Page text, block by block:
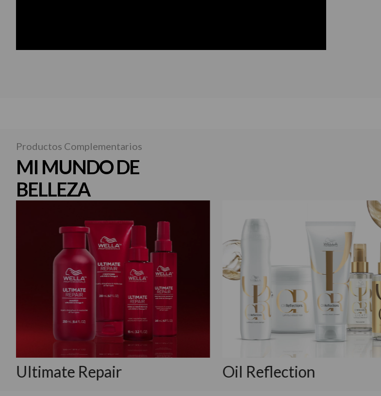
Productos Complementarios
MI MUNDO DE
BELLEZA
Ultimate Repair Oil Reflection